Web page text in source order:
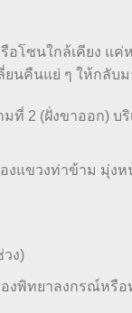
อโซนใกล้เคียง แ
นคืนแย่ ๆ ให้กลับ
2 (ฝั่งขาออก) บ
แขวงท่าข้าม มุ่ง
ง)
งพิทยาลงกรณ์หรือ